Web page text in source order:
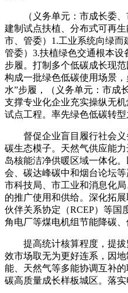
（义务单元：市成长委、
建制试点扶植、分布式可再
市、管委）1.工业系统向绿而
管委）3.扶植绿色交通根本
步履。打制多个低碳成长现
构成一批绿色低碳使用场景
水”步履，（义务单元：市成
支撑专业化企业充实操纵无
试点工程。率先绿色低碳转型
督促企业盲目履行社会义
碳生态模子。天然气供应能
岛核能洁净供暖区域一体化
会、碳达峰碳中和烟台论坛
市科技局、市工业和消息化
的推广使用和供给。深化拓
伙伴关系协定（RCEP）等国
角电厂等煤电机组节能降碳、
提高统计核算程度，提拔
效市场取无为更好连系，因
能、天然气等多能协调互补
碳高质量成长样板城区。落实